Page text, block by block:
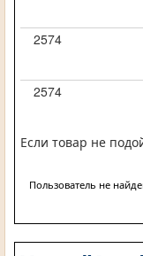
2574
2574
Если товар не
Пользователь не